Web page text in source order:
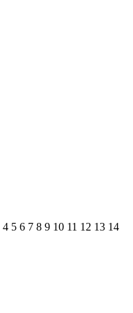
4 5 6 7 8 9 10 11 12 13 14